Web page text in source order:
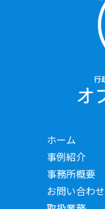
ホーム
事例紹介
事務所概要
お問い合わせ